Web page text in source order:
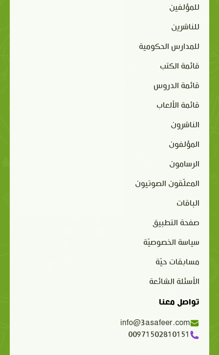
للمؤلفين
للناشرين
للمدارس الحكومية
قائمة الكتب
قائمة الدروس
قائمة الألعاب
الناشرون
المؤلفون
الرسامون
المعلّقون الصوتيون
الباقات
صفحة التطبيق
سياسة الخصوصيّة
مسابقات حيّة
الأسئلة الشائعة
تواصل معنا
info@3asafeer.com
00971502810151